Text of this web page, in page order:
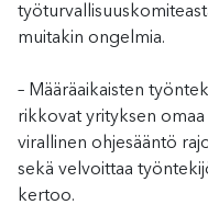
muitakin ongelmia.
– Määräaikaisten
rikkovat yrityksen
virallinen ohjesääntö
sekä velvoittaa
kertoo.